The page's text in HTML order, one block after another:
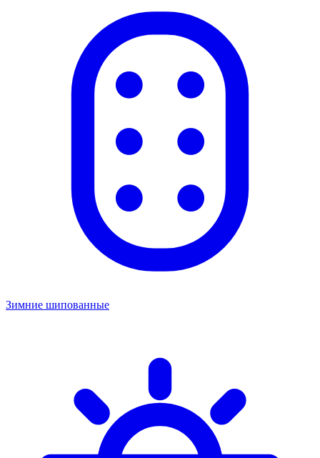
Зимние шипованные